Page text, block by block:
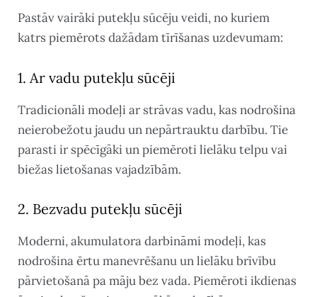
Pastāv vairāki putekļu sūcēju veidi, no kuriem
katrs piemērots dažādam tīrīšanas uzdevumam:
1. Ar vadu putekļu sūcēji
Tradicionāli modeļi ar strāvas vadu, kas nodrošina
neierobežotu jaudu un nepārtrauktu darbību. Tie
parasti ir spēcīgāki un piemēroti lielāku telpu vai
biežas lietošanas vajadzībām.
2. Bezvadu putekļu sūcēji
Moderni, akumulatora darbināmi modeļi, kas
nodrošina ērtu manevrēšanu un lielāku brīvību
pārvietošanā pa māju bez vada. Piemēroti ikdienas